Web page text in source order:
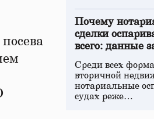
Почему
сделки
всего: данные
Среди всех
вторичной
нотариальные
судах реже…